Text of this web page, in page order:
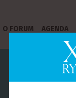
O FORUM AGENDA